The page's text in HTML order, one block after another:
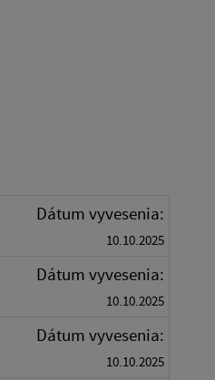
Dátum vyvesenia:
10.10.2025
Dátum vyvesenia:
10.10.2025
Dátum vyvesenia:
10.10.2025